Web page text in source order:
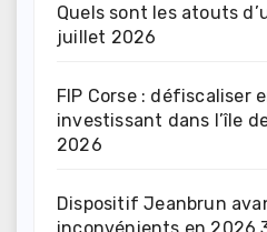
Quels sont les atouts
juillet 2026
FIP Corse : défiscaliser
investissant dans l’île
2026
Dispositif Jeanbrun